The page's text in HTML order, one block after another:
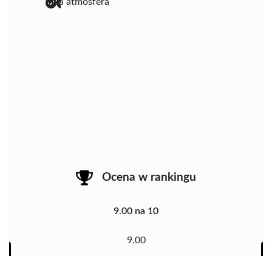
miła atmosfera
Ocena w rankingu
9.00 na 10
9.00